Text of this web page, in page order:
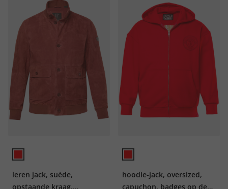
leren jack, suède,
opstaande kraag,
hoodie-jack, oversized,
capuchon, badges op de